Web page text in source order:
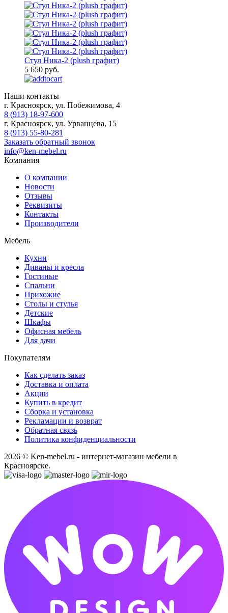
Стул Ника-2 (plush графит)
5 650 руб.
Наши контакты
г. Красноярск, ул. Побежимова, 4
8 (913) 18-97-600
г. Красноярск, ул. Урванцева, 15
8 (913) 55-80-281
Заказать обратный звонок
info@ken-mebel.ru
Компания
О компании
Новости
Отзывы
Реквизиты
Контакты
Производители
Мебель
Кухни
Диваны и кресла
Гостиные
Спальни
Прихожие
Столы и стулья
Детские
Шкафы
Офисная мебель
Для дачи
Покупателям
Как сделать заказ
Доставка и оплата
Акции
Купить в кредит
Сборка и установка
Рекламации и возврат
Обратная связь
Политика конфиденциальности
2026 © Ken-mebel.ru - интернет-магазин мебели в
Красноярске.